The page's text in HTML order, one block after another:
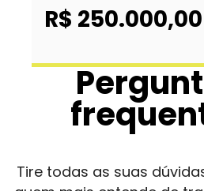
R$ 250.000,00
Tire todas as suas